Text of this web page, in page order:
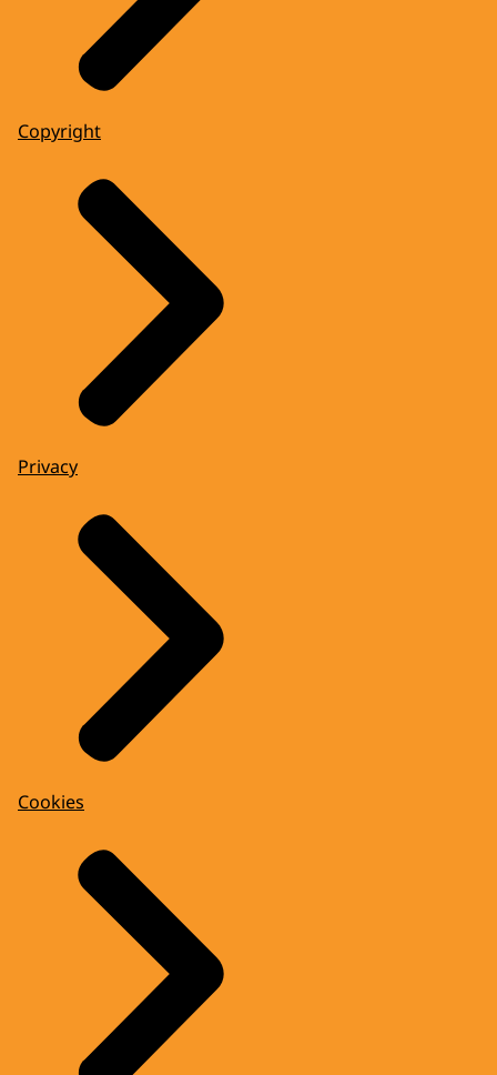
Copyright
Privacy
Cookies